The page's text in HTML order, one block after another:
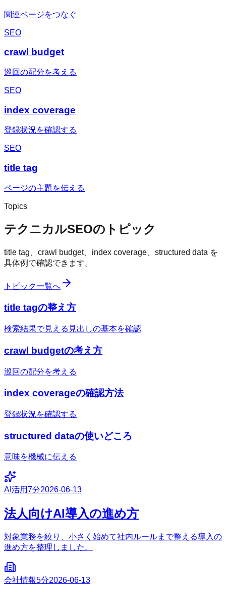
関連ページをつなぐ
SEO
crawl budget
巡回の配分を考える
SEO
index coverage
登録状況を確認する
SEO
title tag
ページの主題を伝える
Topics
テクニカルSEOのトピック
title tag、crawl budget、index coverage、structured data を
具体例で確認できます。
トピック一覧へ
title tagの整え方
検索結果で見える見出しの基本を確認
crawl budgetの考え方
巡回の配分を考える
index coverageの確認方法
登録状況を確認する
structured dataの使いどころ
意味を機械に伝える
AI活用7分2026-06-13
法人向けAI導入の進め方
対象業務を絞り、小さく始めて社内ルールまで整える導入の
進め方を整理しました。
会社情報5分2026-06-13